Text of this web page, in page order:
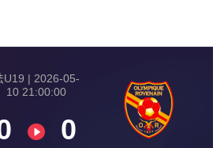
U19 | 2026-05-
10 21:00:00
0